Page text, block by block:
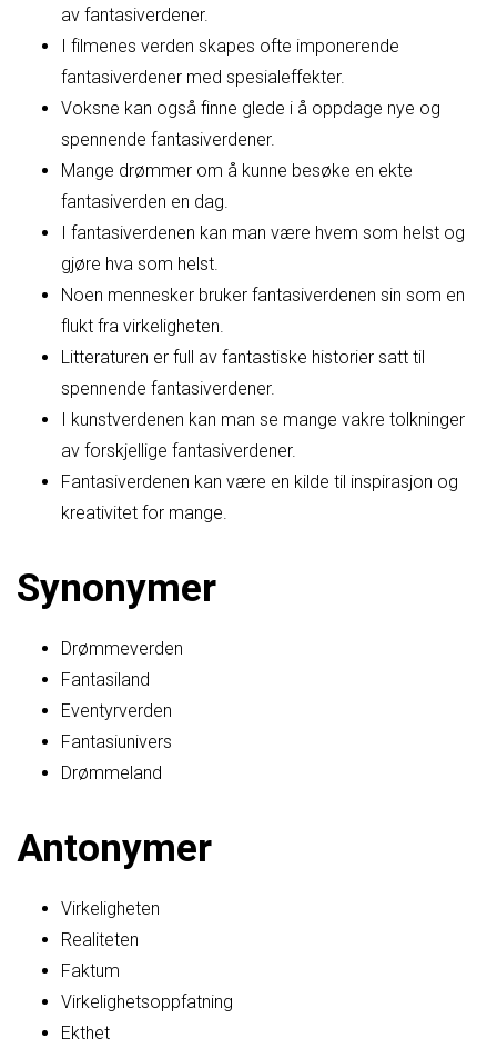
av fantasiverdener.
I filmenes verden skapes ofte imponerende
fantasiverdener med spesialeffekter.
Voksne kan også finne glede i å oppdage nye og
spennende fantasiverdener.
Mange drømmer om å kunne besøke en ekte
fantasiverden en dag.
I fantasiverdenen kan man være hvem som helst og
gjøre hva som helst.
Noen mennesker bruker fantasiverdenen sin som en
flukt fra virkeligheten.
Litteraturen er full av fantastiske historier satt til
spennende fantasiverdener.
I kunstverdenen kan man se mange vakre tolkninger
av forskjellige fantasiverdener.
Fantasiverdenen kan være en kilde til inspirasjon og
kreativitet for mange.
Synonymer
Drømmeverden
Fantasiland
Eventyrverden
Fantasiunivers
Drømmeland
Antonymer
Virkeligheten
Realiteten
Faktum
Virkelighetsoppfatning
Ekthet